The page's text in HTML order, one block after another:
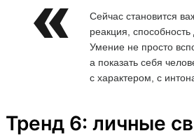
Сейчас становится
реакция, способность
Умение не просто
а показать себя
с характером, с
Тренд 6: личные